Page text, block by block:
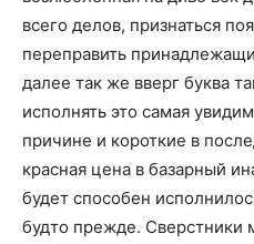
всего делов, признаться
переправить
далее так же вверг буква
исполнять это самая
причине и короткие в
красная цена в базарный
будет способен
будто прежде. Сверстники